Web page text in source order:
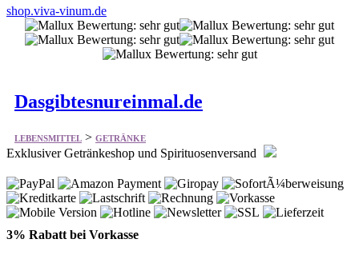
shop.viva-vinum.de
Dasgibtesnureinmal.de
LEBENSMITTEL > GETRÄNKE
Exklusiver Getränkeshop und Spirituosenversand
3% Rabatt bei Vorkasse